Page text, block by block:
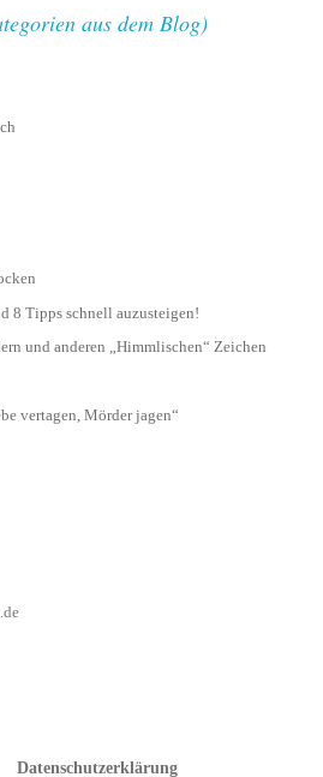
aus dem Blog)
8 Tipps schnell auzusteigen!
und anderen „Himmlischen“ Zeichen
vertagen, Mörder jagen“
Datenschutzerklärung